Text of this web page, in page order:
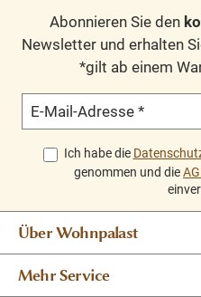
Oberfläche mit 220/
damit das Holz weicher
Tragen Sie eine
regelmäßige
4.Vollständige
10 - 12 Quadratmeter
Abonnieren Sie den
Newsletter und erhalten
*gilt ab einem
E-Mail-Adresse *
Ich habe die
genommen und die
Über Wohnpalast
Mehr Service